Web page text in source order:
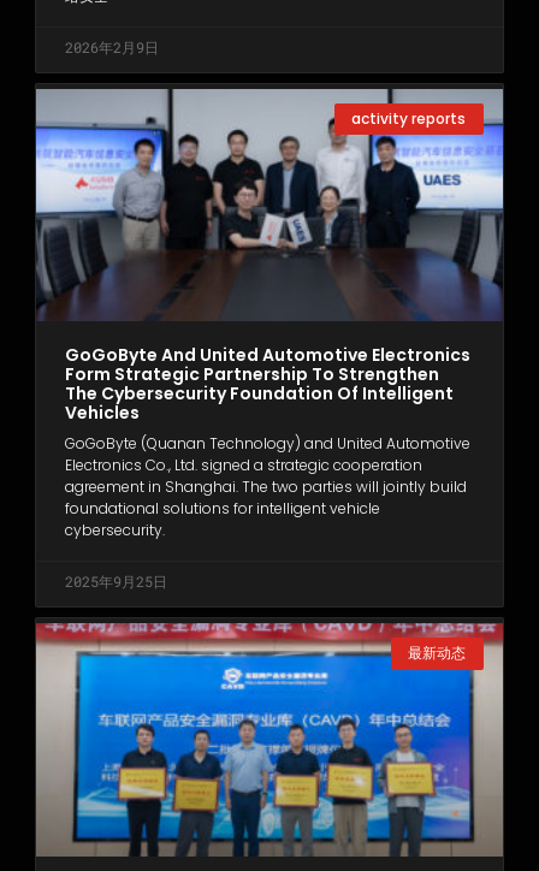
2026年2月9日
activity reports
GoGoByte And United Automotive Electronics
Form Strategic Partnership To Strengthen
The Cybersecurity Foundation Of Intelligent
Vehicles
GoGoByte (Quanan Technology) and United Automotive
Electronics Co., Ltd. signed a strategic cooperation
agreement in Shanghai. The two parties will jointly build
foundational solutions for intelligent vehicle
cybersecurity.
2025年9月25日
最新动态